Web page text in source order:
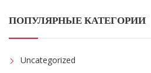
ПОПУЛЯРНЫЕ КАТЕГОРИИ
Uncategorized